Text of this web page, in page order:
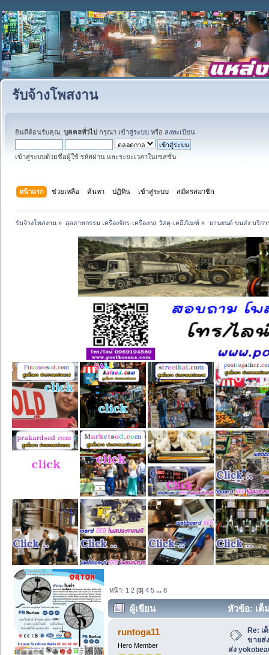
รับจ้างโพสงาน
ยินดีต้อนรับคุณ, บุคคลทั่วไป กรุณา เข้าสู่ระบบ หรือ ลงทะเบียน
เข้าสู่ระบบด้วยชื่อผู้ใช้ รหัสผ่าน และระยะเวลาในเซสชั่น
หน้าแรก ช่วยเหลือ ค้นหา ปฏิทิน เข้าสู่ระบบ สมัครสมาชิก
รับจ้างโพสงาน » อุตสาหกรรม เครื่องจักร-เครื่องกล วัสดุ-เคมีภัณฑ์ » ยานยนต์ ขนส่ง บริก
หน้า: 1 2 [3]4 5 ...8
ผู้เขียน
หัวข้อ: เต็
yokobeautyshop.com (อ่าน 1425 ครั้ง)
runtoga11
Hero Member
Re: เ
ขายส่
ส่ง